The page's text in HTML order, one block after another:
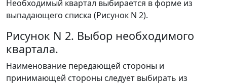
Необходимый квартал выбирается в форме из
выпадающего списка (Рисунок N 2).
Рисунок N 2. Выбор необходимого
квартала.
Наименование передающей стороны и
принимающей стороны следует выбирать из